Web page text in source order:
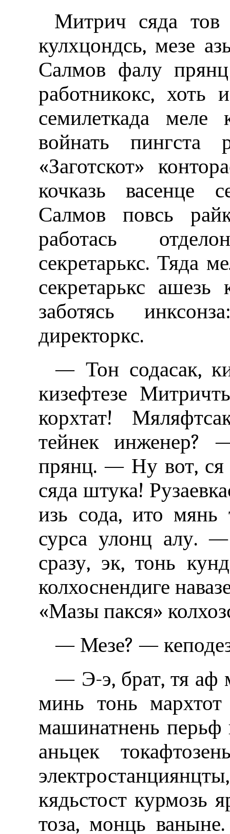
Митрич сяда тов
кулхцондсь, мезе
Салмов фалу
работникокс,
семилеткада
войнать пингста
«Заготскот»
кочказь васенце
Салмов повсь
работась
секретарькс. Тяда
секретарькс
заботясь
директоркс.
— Тон содасак,
кизефтезе
корхтат!
тейнек инженер?
прянц. — Ну вот, ся
сяда штука!
изь сода, ито мянь
сурса улонц алу.
сразу, эк, тонь
колхоснендиге
«Мазы пакся»
— Мезе? —
— Э-э, брат, тя аф
минь тонь мархтот
машинатнень перьф
аньцек
кядьстост курмозь
тоза, монць